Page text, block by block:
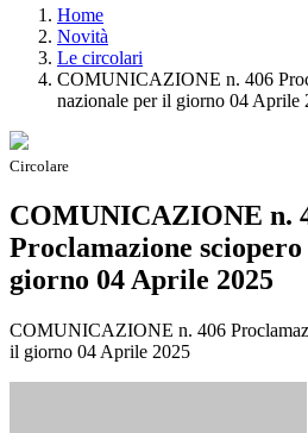
Home
Novità
Le circolari
COMUNICAZIONE n. 406
nazionale per il giorno 04 Aprile
Circolare
COMUNICAZIONE n.
Proclamazione
giorno 04 Aprile 2025
COMUNICAZIONE n. 406
il giorno 04 Aprile 2025